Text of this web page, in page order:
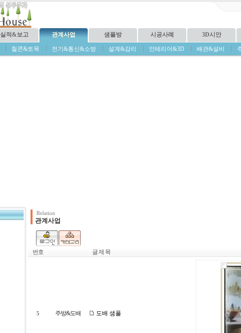
실적&보고 관계사업 샘플방 시공사례 3D시안
철콘&토목 전기&통신&소방 설계&감리 인테리어&3D 배관&설비
Relation
관계사업
번호 글 제 목
5 주방&도배 도배 샘풀